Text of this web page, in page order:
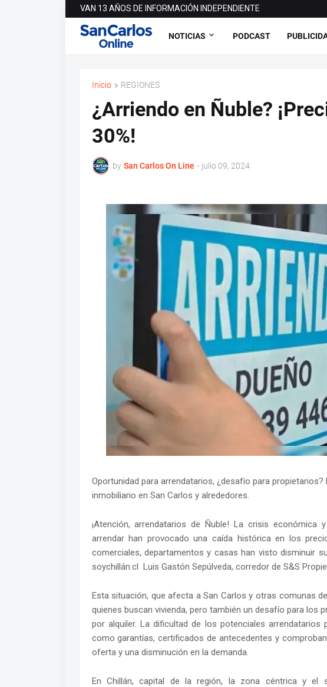
VAN 13 AÑOS DE INFORMACIÓN INDEPENDIENTE
NOTICIAS PODCAST
Inicio REGIONES
¿Arriendo en Ñuble?
30%!
by San Carlos On Line - julio 09, 2024
Oportunidad para arrendatarios, ¿desafío para
inmobiliario en San Carlos y alrededores.
¡Atención, arrendatarios de Ñuble! La crisis
arrendar han provocado una caída histórica en los
comerciales, departamentos y casas han visto disminuir
soychillán.cl Luis Gastón Sepúlveda, corredor de S&S
Esta situación, que afecta a San Carlos y otras comunas
quienes buscan vivienda, pero también un desafío para los
por alquiler. La dificultad de los potenciales
como garantías, certificados de antecedentes y
oferta y una disminución en la demanda.
En Chillán, capital de la región, la zona céntrica y el